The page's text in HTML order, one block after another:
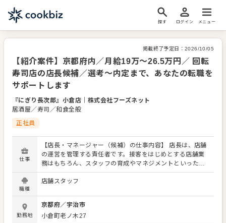
探す ログイン メニュー
掲載終了予定日： 2026/10/05
【紹介案件】京都府内／月給19万～26.5万円／ 回転
寿司店の店長候補／選考～内定まで、あなたの転職を
サポートします
『にぎり長次郎』小倉店
株式会社フーズネット
居酒屋／寿司／和食全般
正社員
仕事
【店長・マネージャー（候補）の仕事内容】 店長は、店舗
の運営を管理する責任者です。接客をはじめとする店舗業
務はもちろん、スタッフの育成やマネジメントといった重
要な役割を担います。メインとなるのは、販促イベントや
キャンペーンの企画なども含め、売上に繋げていくことで
あなたならではのアイデアを積極的に発信してください。
【具体的には…】 ・ホール、キッチンの全体管理 ・予約管
理、電話対応 ・接客、サービス全般 ・売上管理、在庫管理
職種
店舗スタッフ
勤務地
京都府／宇治市
小倉町老ノ木27